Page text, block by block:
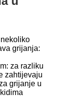
grijanja:
za razliku
zahtijevaju
grijanje u